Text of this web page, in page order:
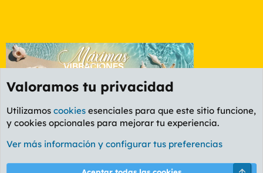
Foro General
Cookies
PL OLDSTYLE AMARILLO
Valoramos tu privacidad
Utilizamos cookies esenciales para que este sitio funcione,
y cookies opcionales para mejorar tu experiencia.
Ver más información y configurar tus preferencias